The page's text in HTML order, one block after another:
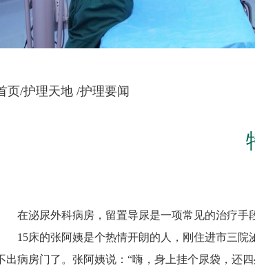
页/护理天地 /护理要闻
在泌尿外科病房，留置导尿是一项常见的治疗手
15床的张阿姨是个热情开朗的人，刚住进市三
出病房门了。张阿姨说：“嗨，身上挂个尿袋，还